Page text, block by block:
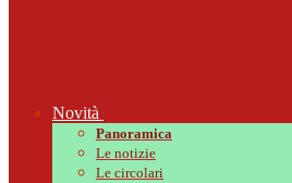
Novità
Panoramica
Le notizie
Le circolari